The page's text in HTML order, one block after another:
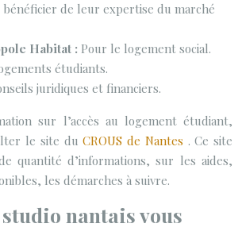
de leur expertise du marché
Habitat : Pour le logement social.
étudiants.
juridiques et financiers.
sur l’accès au logement étudiant,
le site duCROUS de Nantes . Ce site
quantité d’informations, sur les aides,
les démarches à suivre.
nantais vous